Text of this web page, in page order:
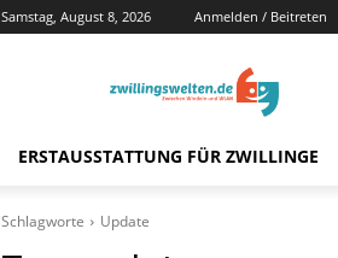
Samstag, August 8, 2026 Anmelden / Beitreten
ERSTAUSSTATTUNG FÜR ZWILLINGE
Schlagworte Update